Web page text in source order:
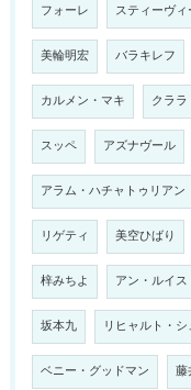
フォーレ スティーヴ
美輪明宏 バラキレフ
カルメン・マキ クラ
スッペ アズナヴール
アラム・ハチャトゥリアン
リゲティ 美空ひばり
梓みちよ アン・ルイス
坂本九 リヒャルト・
ベニー・グッドマン 藤